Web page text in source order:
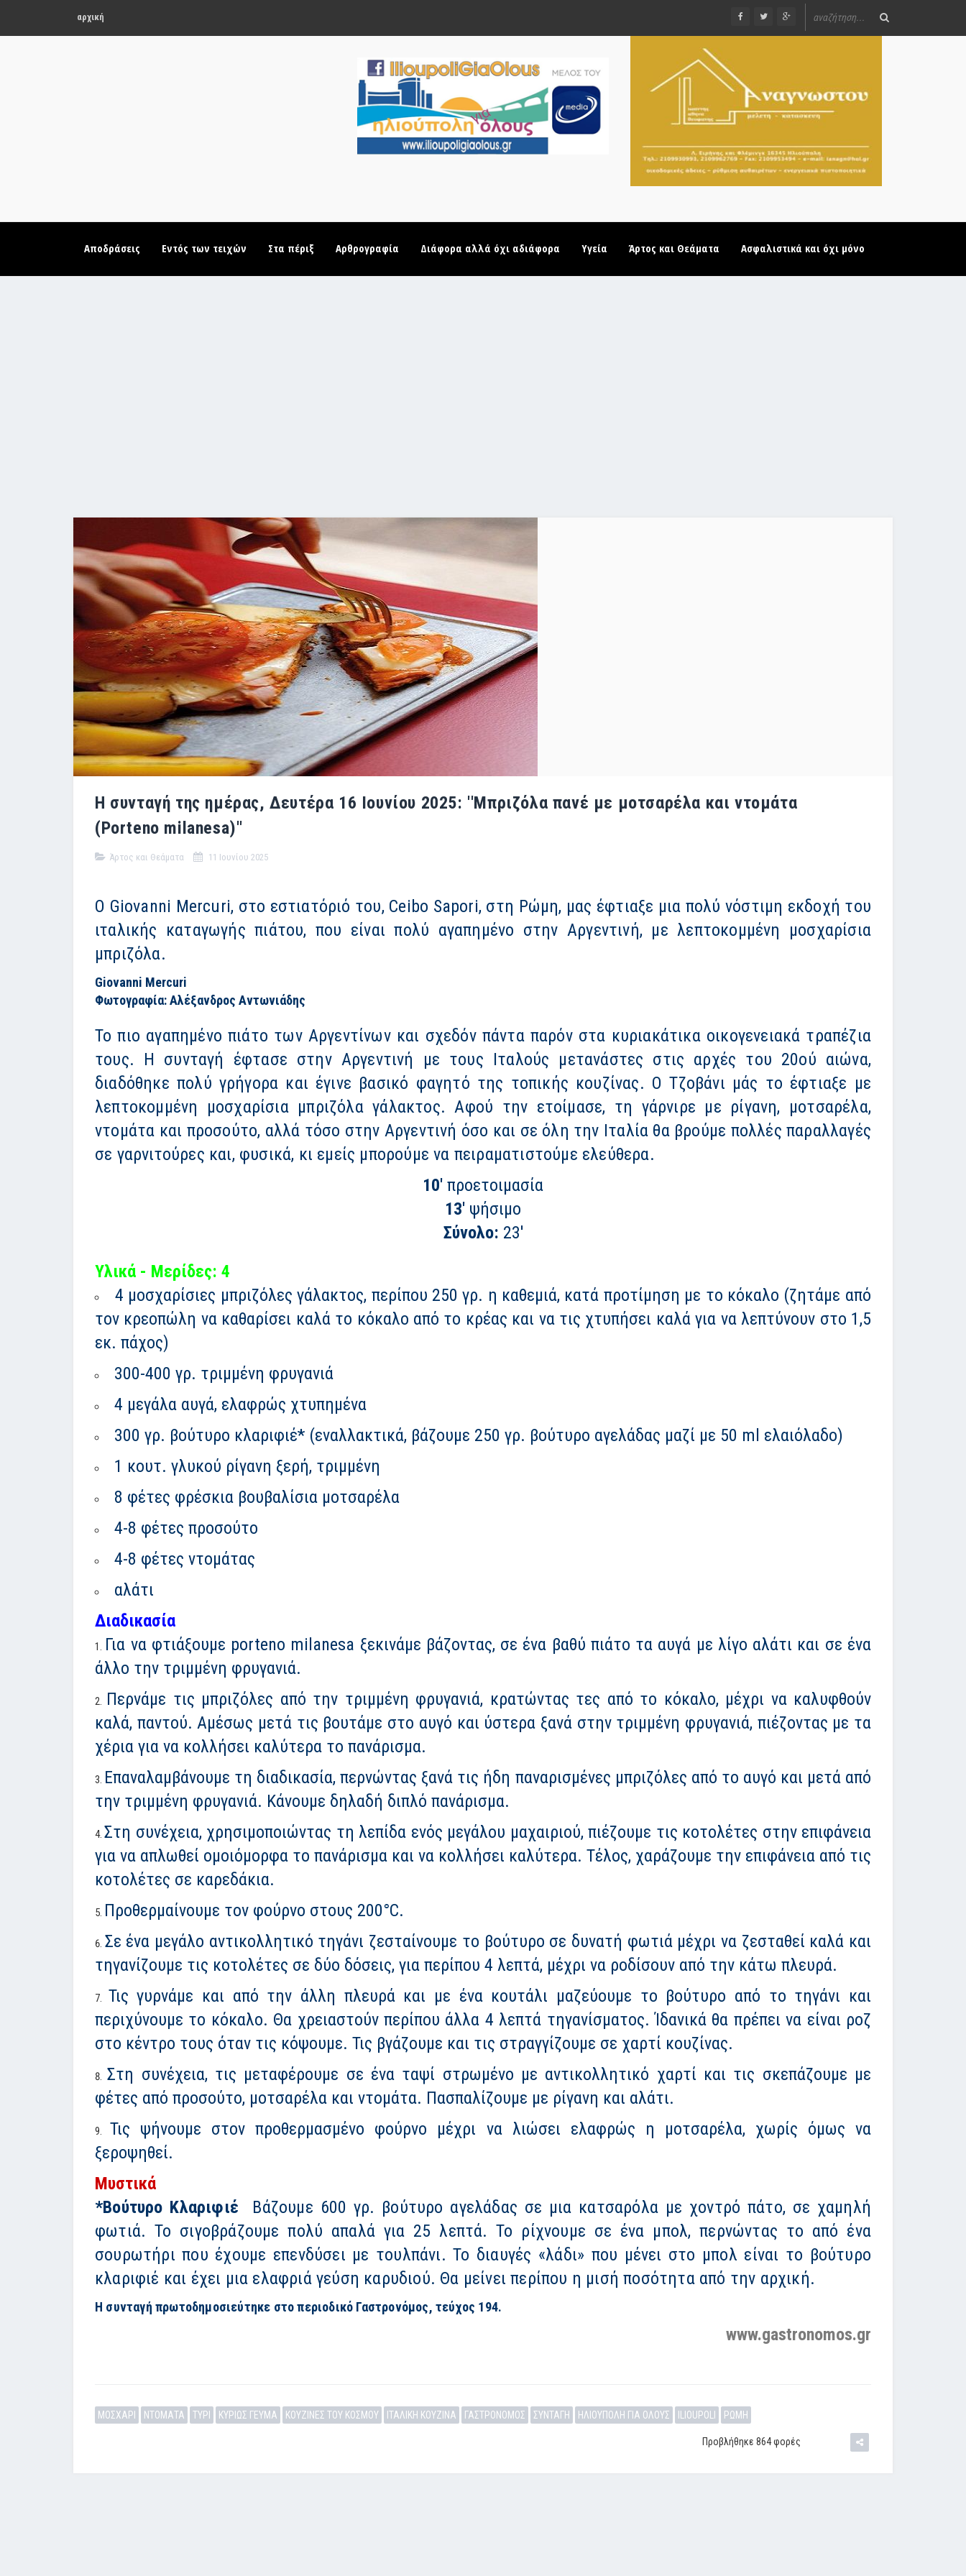
αρχική
Αποδράσεις Εντός των τειχών Στα πέριξ Αρθρογραφία Διάφορα αλλά όχι αδιάφορα Υγεία Άρτος και Θεάματα Ασφαλιστικά και όχι μόνο
Η συνταγή της ημέρας, Δευτέρα 16 Ιουνίου 2025: ''Μπριζόλα πανέ με μοτσαρέλα και ντομάτα
(Porteno milanesa)''
Άρτος και Θεάματα 11 Ιουνίου 2025
Ο Giovanni Mercuri, στο εστιατόριό του, Ceibo Sapori, στη Ρώμη, μας έφτιαξε μια πολύ νόστιμη εκδοχή του
ιταλικής καταγωγής πιάτου, που είναι πολύ αγαπημένο στην Αργεντινή, με λεπτοκομμένη μοσχαρίσια
μπριζόλα.
Giovanni Mercuri
Φωτογραφία: Αλέξανδρος Αντωνιάδης
Το πιο αγαπημένο πιάτο των Αργεντίνων και σχεδόν πάντα παρόν στα κυριακάτικα οικογενειακά τραπέζια
τους. Η συνταγή έφτασε στην Αργεντινή με τους Iταλούς μετανάστες στις αρχές του 20ού αιώνα,
διαδόθηκε πολύ γρήγορα και έγινε βασικό φαγητό της τοπικής κουζίνας. Ο Τζοβάνι μάς το έφτιαξε με
λεπτοκομμένη μοσχαρίσια μπριζόλα γάλακτος. Αφού την ετοίμασε, τη γάρνιρε με ρίγανη, μοτσαρέλα,
ντομάτα και προσούτο, αλλά τόσο στην Αργεντινή όσο και σε όλη την Ιταλία θα βρούμε πολλές παραλλαγές
σε γαρνιτούρες και, φυσικά, κι εμείς μπορούμε να πειραματιστούμε ελεύθερα.
10' προετοιμασία
13' ψήσιμο
Σύνολο: 23'
Υλικά - Μερίδες: 4
4 μοσχαρίσιες μπριζόλες γάλακτος, περίπου 250 γρ. η καθεμιά, κατά προτίμηση με το κόκαλο (ζητάμε από
τον κρεοπώλη να καθαρίσει καλά το κόκαλο από το κρέας και να τις χτυπήσει καλά για να λεπτύνουν στο 1,5
εκ. πάχος)
300-400 γρ. τριμμένη φρυγανιά
4 μεγάλα αυγά, ελαφρώς χτυπημένα
300 γρ. βούτυρο κλαριφιέ* (εναλλακτικά, βάζουμε 250 γρ. βούτυρο αγελάδας μαζί με 50 ml ελαιόλαδο)
1 κουτ. γλυκού ρίγανη ξερή, τριμμένη
8 φέτες φρέσκια βουβαλίσια μοτσαρέλα
4-8 φέτες προσούτο
4-8 φέτες ντομάτας
αλάτι
Διαδικασία
Για να φτιάξουμε porteno milanesa ξεκινάμε βάζοντας, σε ένα βαθύ πιάτο τα αυγά με λίγο αλάτι και σε ένα
άλλο την τριμμένη φρυγανιά.
Περνάμε τις μπριζόλες από την τριμμένη φρυγανιά, κρατώντας τες από το κόκαλο, μέχρι να καλυφθούν
καλά, παντού. Αμέσως μετά τις βουτάμε στο αυγό και ύστερα ξανά στην τριμμένη φρυγανιά, πιέζοντας με τα
χέρια για να κολλήσει καλύτερα το πανάρισμα.
Επαναλαμβάνουμε τη διαδικασία, περνώντας ξανά τις ήδη παναρισμένες μπριζόλες από το αυγό και μετά από
την τριμμένη φρυγανιά. Κάνουμε δηλαδή διπλό πανάρισμα.
Στη συνέχεια, χρησιμοποιώντας τη λεπίδα ενός μεγάλου μαχαιριού, πιέζουμε τις κοτολέτες στην επιφάνεια
για να απλωθεί ομοιόμορφα το πανάρισμα και να κολλήσει καλύτερα. Τέλος, χαράζουμε την επιφάνεια από τις
κοτολέτες σε καρεδάκια.
Προθερμαίνουμε τον φούρνο στους 200°C.
Σε ένα μεγάλο αντικολλητικό τηγάνι ζεσταίνουμε το βούτυρο σε δυνατή φωτιά μέχρι να ζεσταθεί καλά και
τηγανίζουμε τις κοτολέτες σε δύο δόσεις, για περίπου 4 λεπτά, μέχρι να ροδίσουν από την κάτω πλευρά.
Τις γυρνάμε και από την άλλη πλευρά και με ένα κουτάλι μαζεύουμε το βούτυρο από το τηγάνι και
περιχύνουμε το κόκαλο. Θα χρειαστούν περίπου άλλα 4 λεπτά τηγανίσματος. Ίδανικά θα πρέπει να είναι ροζ
στο κέντρο τους όταν τις κόψουμε. Τις βγάζουμε και τις στραγγίζουμε σε χαρτί κουζίνας.
Στη συνέχεια, τις μεταφέρουμε σε ένα ταψί στρωμένο με αντικολλητικό χαρτί και τις σκεπάζουμε με
φέτες από προσούτο, μοτσαρέλα και ντομάτα. Πασπαλίζουμε με ρίγανη και αλάτι.
Τις ψήνουμε στον προθερμασμένο φούρνο μέχρι να λιώσει ελαφρώς η μοτσαρέλα, χωρίς όμως να
ξεροψηθεί.
Μυστικά
*Βούτυρο Κλαριφιέ
Βάζουμε 600 γρ. βούτυρο αγελάδας σε μια κατσαρόλα με χοντρό πάτο, σε χαμηλή
φωτιά. Το σιγοβράζουμε πολύ απαλά για 25 λεπτά. Το ρίχνουμε σε ένα μπολ, περνώντας το από ένα
σουρωτήρι που έχουμε επενδύσει με τουλπάνι. Το διαυγές «λάδι» που μένει στο μπολ είναι το βούτυρο
κλαριφιέ και έχει μια ελαφριά γεύση καρυδιού. Θα μείνει περίπου η μισή ποσότητα από την αρχική.
Η συνταγή πρωτοδημοσιεύτηκε στο περιοδικό Γαστρονόμος, τεύχος 194.
www.gastronomos.gr
ΜΟΣΧΑΡΙ ΝΤΟΜΑΤΑ ΤΥΡΙ ΚΥΡΙΩΣ ΓΕΥΜΑ ΚΟΥΖΙΝΕΣ ΤΟΥ ΚΟΣΜΟΥ ΙΤΑΛΙΚΗ ΚΟΥΖΙΝΑ ΓΑΣΤΡΟΝΟΜΟΣ ΣΥΝΤΑΓΗ ΗΛΙΟΥΠΟΛΗ ΓΙΑ ΟΛΟΥΣ ILIOUPOLI ΡΩΜΗ
Προβλήθηκε 864 φορές